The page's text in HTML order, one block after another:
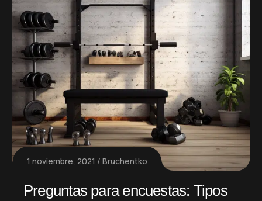
1 noviembre, 2021 Bruchentko
Preguntas para encuestas: Tipos